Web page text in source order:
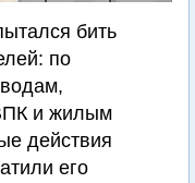
бить
по
и жилым
действия
его